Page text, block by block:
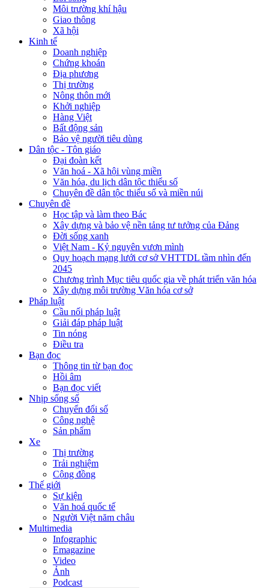
Môi trường khí hậu
Giao thông
Xã hội
Kinh tế
Doanh nghiệp
Chứng khoán
Địa phương
Thị trường
Nông thôn mới
Khởi nghiệp
Hàng Việt
Bất động sản
Bảo vệ người tiêu dùng
Dân tộc - Tôn giáo
Đại đoàn kết
Văn hoá - Xã hội vùng miền
Văn hóa, du lịch dân tộc thiểu số
Chuyên đề dân tộc thiểu số và miền núi
Chuyên đề
Học tập và làm theo Bác
Xây dựng và bảo vệ nền tảng tư tưởng của Đảng
Đời sống xanh
Việt Nam - Kỷ nguyên vươn mình
Quy hoạch mạng lưới cơ sở VHTTDL tầm nhìn đến
2045
Chương trình Mục tiêu quốc gia về phát triển văn hóa
Xây dựng môi trường Văn hóa cơ sở
Pháp luật
Cầu nối pháp luật
Giải đáp pháp luật
Tin nóng
Điều tra
Bạn đọc
Thông tin từ bạn đọc
Hồi âm
Bạn đọc viết
Nhịp sống số
Chuyển đổi số
Công nghệ
Sản phẩm
Xe
Thị trường
Trải nghiệm
Cộng đồng
Thế giới
Sự kiện
Văn hoá quốc tế
Người Việt năm châu
Multimedia
Infographic
Emagazine
Video
Ảnh
Podcast